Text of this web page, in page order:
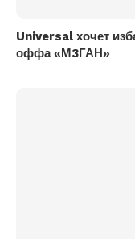
Universal хочет
оффа «М3ГАН»